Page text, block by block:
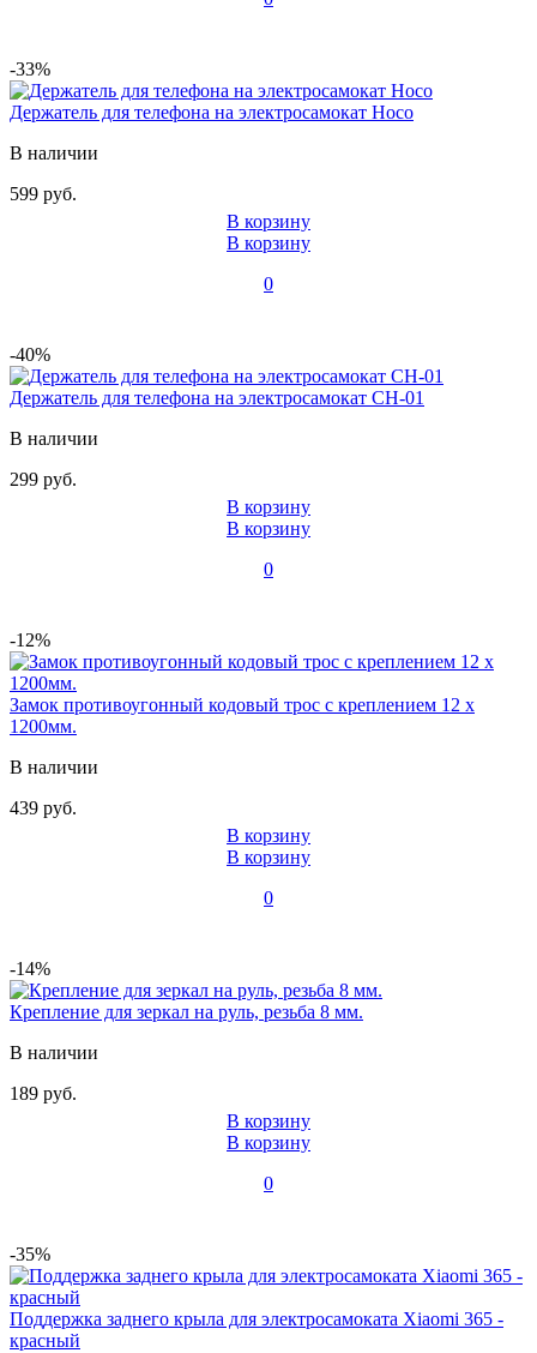
-33%
Держатель для телефона на электросамокат Hoco
В наличии
599 руб.
В корзину
В корзину
0
-40%
Держатель для телефона на электросамокат CH-01
В наличии
299 руб.
В корзину
В корзину
0
-12%
Замок противоугонный кодовый трос с креплением 12 x
1200мм.
В наличии
439 руб.
В корзину
В корзину
0
-14%
Крепление для зеркал на руль, резьба 8 мм.
В наличии
189 руб.
В корзину
В корзину
0
-35%
Поддержка заднего крыла для электросамоката Xiaomi 365 -
красный